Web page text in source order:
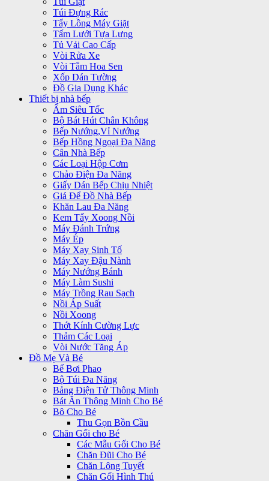
Túi Đựng Rác
Tẩy Lồng Máy Giặt
Tấm Lưới Tựa Lưng
Tủ Vải Cao Cấp
Vòi Rửa Xe
Vòi Tắm Hoa Sen
Xốp Dán Tường
Đồ Gia Dụng Khác
Thiết bị nhà bếp
Ấm Siêu Tốc
Bộ Bát Hút Chân Không
Bếp Nướng,Vỉ Nướng
Bếp Hồng Ngoại Đa Năng
Cân Nhà Bếp
Các Loại Hộp Cơm
Chảo Điện Đa Năng
Giấy Dán Bếp Chịu Nhiệt
Giá Để Đồ Nhà Bếp
Khăn Lau Đa Năng
Kem Tẩy Xoong Nồi
Máy Đánh Trứng
Máy Ép
Máy Xay Sinh Tố
Máy Xay Đậu Nành
Máy Nướng Bánh
Máy Làm Sushi
Máy Trồng Rau Sạch
Nồi Áp Suất
Nồi Xoong
Thớt Kính Cường Lực
Thảm Các Loại
Vòi Nước Tăng Áp
Đồ Mẹ Và Bé
Bể Bơi Phao
Bộ Túi Đa Năng
Bảng Điện Tử Thông Minh
Bát Ăn Thông Minh Cho Bé
Bô Cho Bé
Thu Gọn Bồn Cầu
Chăn Gối cho Bé
Các Mẫu Gối Cho Bé
Chăn Đũi Cho Bé
Chăn Lông Tuyết
Chăn Gối Hình Thú